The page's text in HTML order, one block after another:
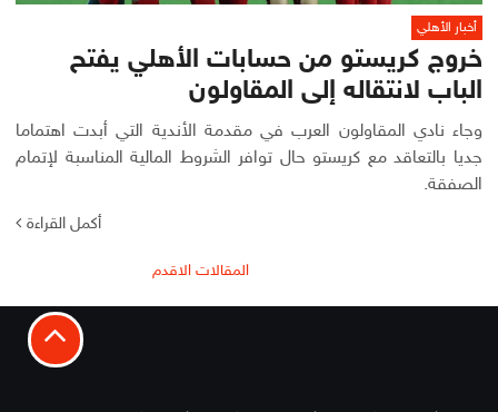
أخبار الأهلي
خروج كريستو من حسابات الأهلي يفتح
الباب لانتقاله إلى المقاولون
وجاء نادي المقاولون العرب في مقدمة الأندية التي أبدت اهتماما
جديا بالتعاقد مع كريستو حال توافر الشروط المالية المناسبة لإتمام
الصفقة.
أكمل القراءة
المقالات
المقالات الاقدم